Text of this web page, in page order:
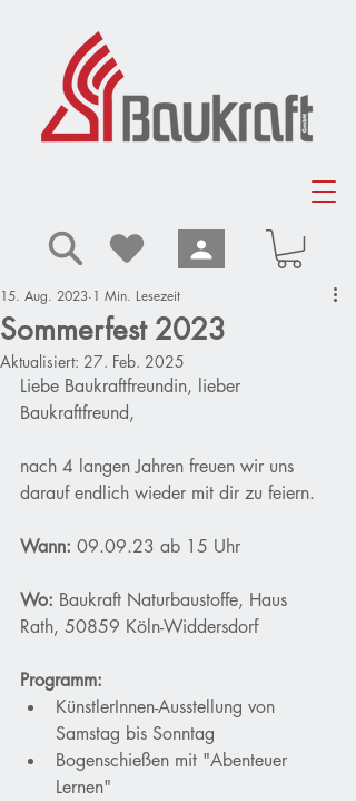
Sommerfest 2023
15. Aug. 2023 1 Min. Lesezeit
Aktualisiert: 27. Feb. 2025
Liebe Baukraftfreundin, lieber
Baukraftfreund,
nach 4 langen Jahren freuen wir uns
darauf endlich wieder mit dir zu feiern.
Wann: 09.09.23 ab 15 Uhr
Wo: Baukraft Naturbaustoffe, Haus
Rath, 50859 Köln-Widdersdorf
Programm:
KünstlerInnen-Ausstellung von
Samstag bis Sonntag
Bogenschießen mit "Abenteuer
Lernen"